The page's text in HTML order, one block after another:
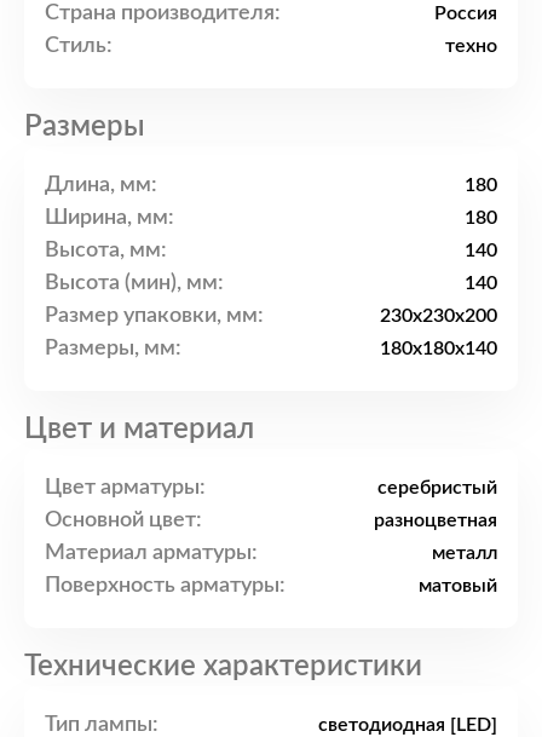
Страна производителя: Россия
Стиль: техно
Размеры
Длина, мм: 180
Ширина, мм: 180
Высота, мм: 140
Высота (мин), мм: 140
Размер упаковки, мм: 230x230x200
Размеры, мм: 180x180x140
Цвет и материал
Цвет арматуры: серебристый
Основной цвет: разноцветная
Материал арматуры: металл
Поверхность арматуры: матовый
Технические характеристики
Тип лампы: светодиодная [LED]